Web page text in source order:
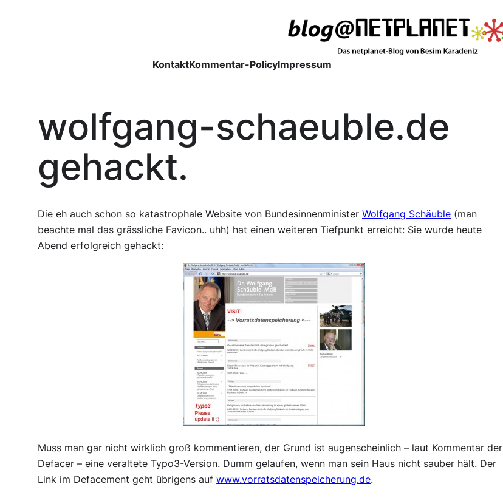
KontaktKommentar-PolicyImpressum
wolfgang-schaeuble.de
gehackt.
Die eh auch schon so katastrophale Website von BundesinnenministerWolfgang Schäuble (man
beachte mal das grässliche Favicon.. uhh) hat einen weiteren Tiefpunkt erreicht: Sie wurde heute
Abend erfolgreich gehackt:
Muss man gar nicht wirklich groß kommentieren, der Grund ist augenscheinlich – laut Kommentar der
Defacer – eine veraltete Typo3-Version. Dumm gelaufen, wenn man sein Haus nicht sauber hält. Der
Link im Defacement geht übrigens aufwww.vorratsdatenspeicherung.de.